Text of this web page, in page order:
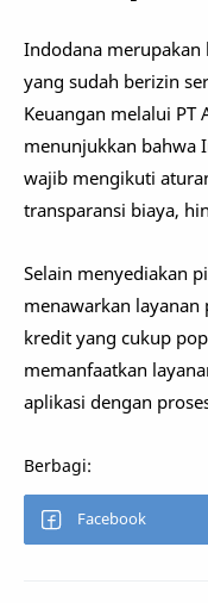
Indodana
yang sudah berizin
Keuangan melalui PT
menunjukkan bahwa
wajib mengikuti
transparansi biaya,
Selain menyediakan
menawarkan layanan
kredit yang cukup
memanfaatkan
aplikasi dengan